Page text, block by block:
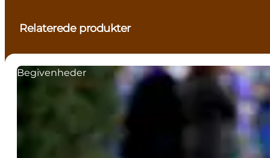
Relaterede produkter
Begivenheder